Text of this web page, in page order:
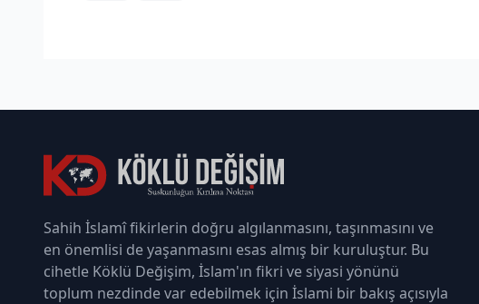
Sahih İslamî fikirlerin doğru algılanmasını, taşınmasını ve
en önemlisi de yaşanmasını esas almış bir kuruluştur. Bu
cihetle Köklü Değişim, İslam'ın fikri ve siyasi yönünü
toplum nezdinde var edebilmek için İslami bir bakış açısıyla